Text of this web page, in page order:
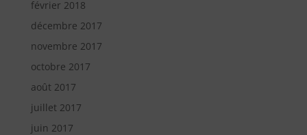
février 2018
décembre 2017
novembre 2017
octobre 2017
août 2017
juillet 2017
juin 2017